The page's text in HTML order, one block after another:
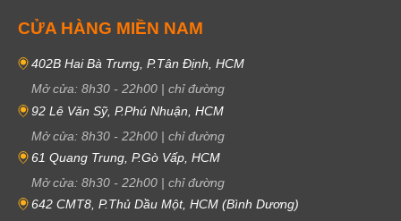
CỬA HÀNG MIỀN NAM
402B Hai Bà Trưng, P.Tân Định, HCM
Mở cửa: 8h30 - 22h00 | chỉ đường
92 Lê Văn Sỹ, P.Phú Nhuận, HCM
Mở cửa: 8h30 - 22h00 | chỉ đường
61 Quang Trung, P.Gò Vấp, HCM
Mở cửa: 8h30 - 22h00 | chỉ đường
642 CMT8, P.Thủ Dầu Một, HCM (Bình Dương)